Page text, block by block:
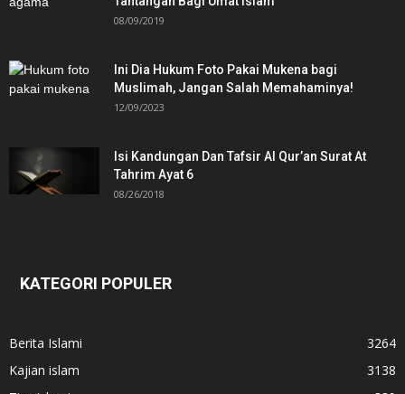
08/09/2019
Ini Dia Hukum Foto Pakai Mukena bagi
Muslimah, Jangan Salah Memahaminya!
12/09/2023
Isi Kandungan Dan Tafsir Al Qur’an Surat At
Tahrim Ayat 6
08/26/2018
KATEGORI POPULER
Berita Islami
3264
Kajian islam
3138